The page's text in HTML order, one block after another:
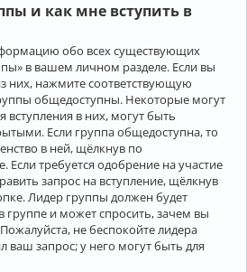
и как мне вступить в
обо всех существующих
в вашем личном разделе. Если вы
них, нажмите соответствующую
общедоступны. Некоторые могут
вступления в них, могут быть
Если группа общедоступна, то
в ней, щёлкнув по
Если требуется одобрение на участие
запрос на вступление, щёлкнув
Лидер группы должен будет
группе и может спросить, зачем вы
не беспокойте лидера
ваш запрос; у него могут быть для